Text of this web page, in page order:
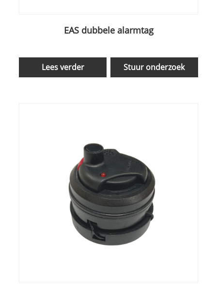
EAS dubbele alarmtag
Lees verder Stuur onderzoek